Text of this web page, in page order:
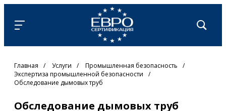
Главная / Услуги / Промышленная безопасность
/
Экспертиза промышленной безопасности
/
Обследование дымовых труб
Обследование дымовых труб